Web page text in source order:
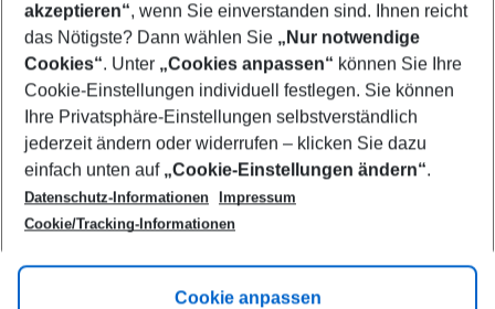
Footer
Footer navigation
Über uns
AGB
Cookie-Einstellungen ändern
Cookie-Richtlinie
Datenschutz
Service & Hilfe
Barrierefreies Reisen
Check-in
Flugbeschränkungen
Folgen Sie uns
akzeptieren“, wenn Sie einverstanden sind. Ihnen reicht
das Nötigste? Dann wählen Sie „Nur notwendige
Cookies“. Unter „Cookies anpassen“ können Sie Ihre
Cookie-Einstellungen individuell festlegen. Sie können
Ihre Privatsphäre-Einstellungen selbstverständlich
jederzeit ändern oder widerrufen – klicken Sie dazu
einfach unten auf „Cookie-Einstellungen ändern“.
Datenschutz-Informationen
Impressum
Cookie/Tracking-Informationen
Cookie anpassen